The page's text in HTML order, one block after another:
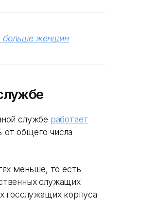
больше женщин
службе работает
от общего числа
меньше, то есть
служащих
корпуса